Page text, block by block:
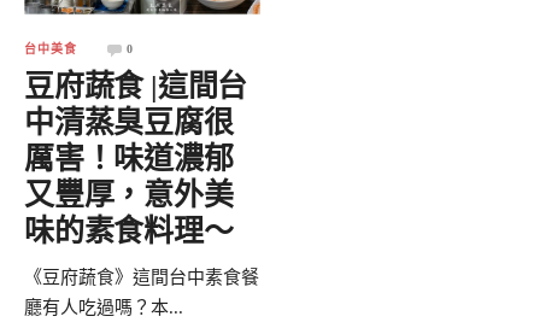
台中美食 0
豆府蔬食 |這間台
中清蒸臭豆腐很
厲害！味道濃郁
又豐厚，意外美
味的素食料理～
《豆府蔬食》這間台中素食餐
廳有人吃過嗎？本...